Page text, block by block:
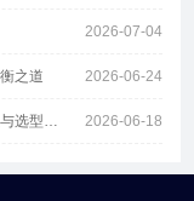
2026-07-04
2026-06-24
之道
2026-06-18
散热风扇选型：软启动功能与堵转保护功能原理与选型指南